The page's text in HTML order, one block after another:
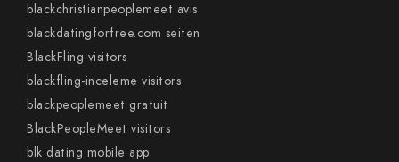
blackchristianpeoplemeet avis
blackdatingforfree.com seiten
BlackFling visitors
blackfling-inceleme visitors
blackpeoplemeet gratuit
BlackPeopleMeet visitors
blk dating mobile app